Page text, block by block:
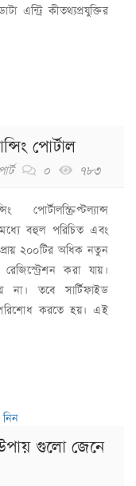
এন্ট্রি কীতথ্যপ্রযুক্তির
পোর্টাল
০ ৭৮৩
পোর্টালস্ক্রিপ্টল্যান্স
বহুল পরিচিত এবং
প্রায় ২০০টির অধিক নতুন
করা যায়।
তবে সার্টিফাইড
পরিশোধ করতে হয়। এই
গুলো জেনে